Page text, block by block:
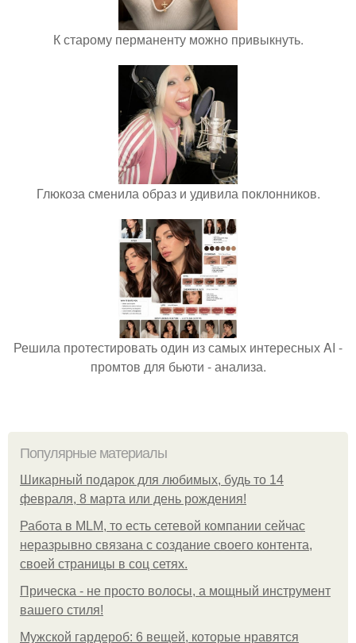
К старому перманенту можно привыкнуть.
Глюкоза сменила образ и удивила поклонников.
Решила протестировать один из самых интересных AI -
промтов для бьюти - анализа.
Популярные материалы
Шикарный подарок для любимых, будь то 14
февраля, 8 марта или день рождения!
Работа в MLM, то есть сетевой компании сейчас
неразрывно связана с создание своего контента,
своей страницы в соц сетях.
Прическа - не просто волосы, а мощный инструмент
вашего стиля!
Мужской гардероб: 6 вещей, которые нравятся